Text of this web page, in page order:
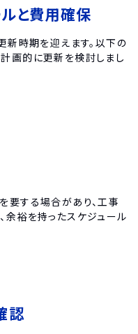
と費用確保
新時期を迎えます。以下の
画的に更新を検討しまし
要する場合があり、工事
余裕を持ったスケジュール
認